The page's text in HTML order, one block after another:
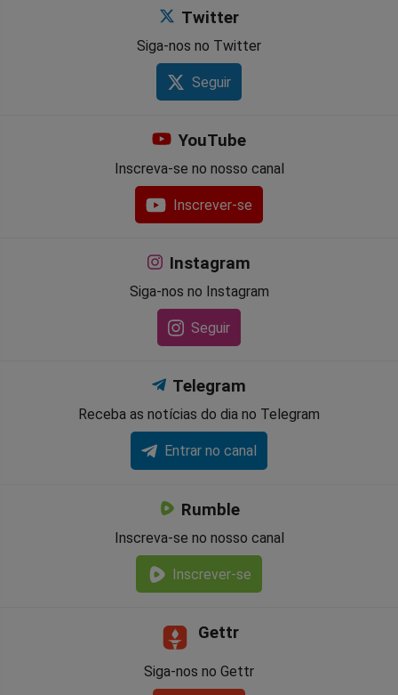
Twitter
Siga-nos no Twitter
Seguir
YouTube
Inscreva-se no nosso canal
Inscrever-se
Instagram
Siga-nos no Instagram
Seguir
Telegram
Receba as notícias do dia no Telegram
Entrar no canal
Rumble
Inscreva-se no nosso canal
Inscrever-se
Gettr
Siga-nos no Gettr